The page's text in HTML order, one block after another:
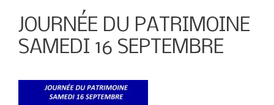
JOURNÉE DU PATRIMOINE
SAMEDI 16 SEPTEMBRE